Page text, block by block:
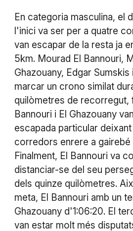
En categoria masculina, el
l'inici va ser per a quatre
van escapar de la resta ja
5km. Mourad El Bannouri,
Ghazouany, Edgar Sumskis
marcar un crono similat
quilòmetres de recorregut,
Bannouri i El Ghazouany
escapada particular
corredors enrere a
Finalment, El Bannouri va
distanciar-se del seu
dels quinze quilòmetres.
meta, El Bannouri amb un
Ghazouany d'1:06:20. El
van estar molt més